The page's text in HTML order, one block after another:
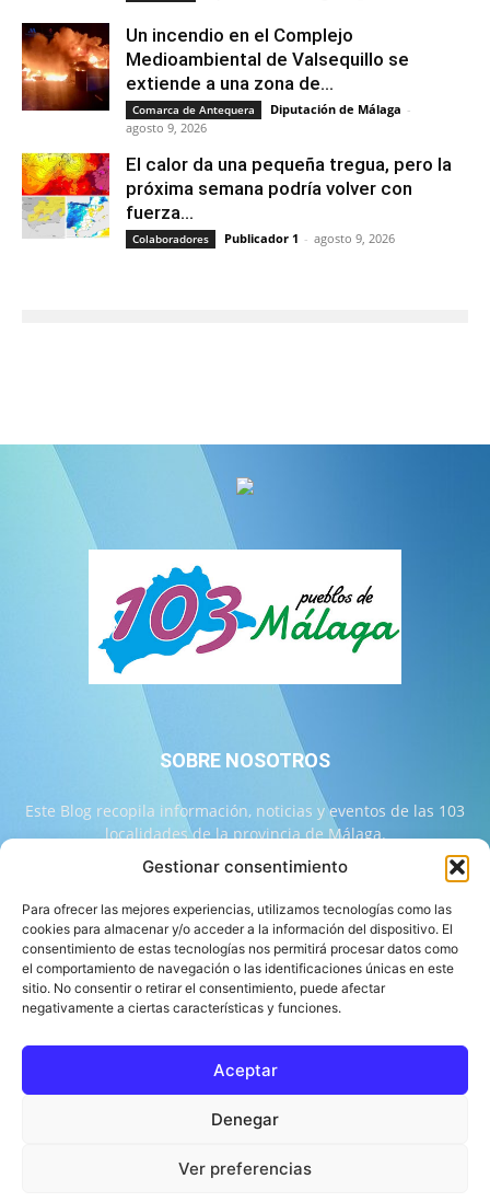
Gestionar consentimiento
Para ofrecer las mejores experiencias, utilizamos tecnologías como las
cookies para almacenar y/o acceder a la información del dispositivo. El
consentimiento de estas tecnologías nos permitirá procesar datos como
el comportamiento de navegación o las identificaciones únicas en este
sitio. No consentir o retirar el consentimiento, puede afectar
negativamente a ciertas características y funciones.
Aceptar
Denegar
Ver preferencias
Un incendio en el Complejo
Medioambiental de Valsequillo se
extiende a una zona de...
Comarca de Antequera Diputación de Málaga -
agosto 9, 2026
El calor da una pequeña tregua, pero la
próxima semana podría volver con
fuerza...
Colaboradores Publicador 1 - agosto 9, 2026
SOBRE NOSOTROS
Este Blog recopila información, noticias y eventos de las 103
localidades de la provincia de Málaga.
Contáctanos:info@103malaga.com
SÍGUENOS
Equipo de 103 Málaga
Aviso Legal